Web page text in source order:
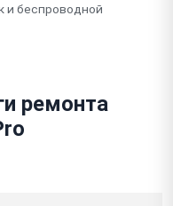
и беспроводной
ремонта